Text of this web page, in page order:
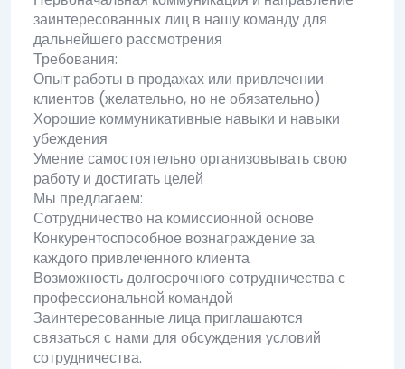
заинтересованных лиц в нашу команду для
дальнейшего рассмотрения
Требования:
Опыт работы в продажах или привлечении
клиентов (желательно, но не обязательно)
Хорошие коммуникативные навыки и навыки
убеждения
Умение самостоятельно организовывать свою
работу и достигать целей
Мы предлагаем:
Сотрудничество на комиссионной основе
Конкурентоспособное вознаграждение за
каждого привлеченного клиента
Возможность долгосрочного сотрудничества с
профессиональной командой
Заинтересованные лица приглашаются
связаться с нами для обсуждения условий
сотрудничества.